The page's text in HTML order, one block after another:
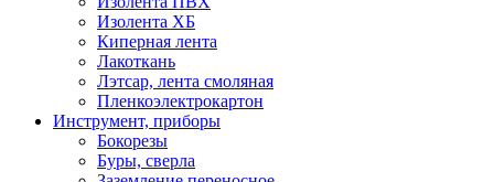
Изолента ХБ
Киперная лента
Лакоткань
Лэтсар, лента смоляная
Пленкоэлектрокартон
Инструмент, приборы
Бокорезы
Буры, сверла